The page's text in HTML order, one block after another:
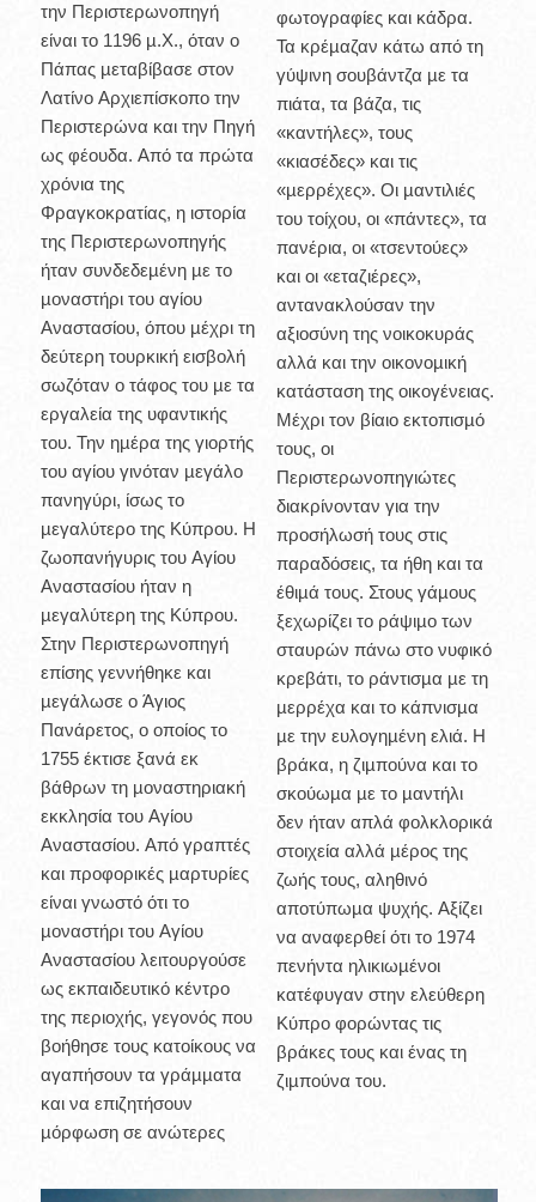
την Περιστερωνοπηγή
είναι το 1196 µ.Χ., όταν ο
Πάπας µεταβίβασε στον
Λατίνο Αρχιεπίσκοπο την
Περιστερώνα και την Πηγή
ως φέουδα. Από τα πρώτα
χρόνια της
Φραγκοκρατίας, η ιστορία
της Περιστερωνοπηγής
ήταν συνδεδεµένη µε το
µοναστήρι του αγίου
Αναστασίου, όπου µέχρι τη
δεύτερη τουρκική εισβολή
σωζόταν ο τάφος του µε τα
εργαλεία της υφαντικής
του. Την ηµέρα της γιορτής
του αγίου γινόταν µεγάλο
πανηγύρι, ίσως το
µεγαλύτερο της Κύπρου. Η
ζωοπανήγυρις του Αγίου
Αναστασίου ήταν η
µεγαλύτερη της Κύπρου.
Στην Περιστερωνοπηγή
επίσης γεννήθηκε και
µεγάλωσε ο Άγιος
Πανάρετος, ο οποίος το
1755 έκτισε ξανά εκ
βάθρων τη µοναστηριακή
εκκλησία του Αγίου
Αναστασίου. Από γραπτές
και προφορικές µαρτυρίες
είναι γνωστό ότι το
µοναστήρι του Αγίου
Αναστασίου λειτουργούσε
ως εκπαιδευτικό κέντρο
της περιοχής, γεγονός που
βοήθησε τους κατοίκους να
αγαπήσουν τα γράµµατα
και να επιζητήσουν
µόρφωση σε ανώτερες
φωτογραφίες και κάδρα.
Τα κρέµαζαν κάτω από τη
γύψινη σουβάντζα µε τα
πιάτα, τα βάζα, τις
«καντήλες», τους
«κιασέδες» και τις
«µερρέχες». Οι µαντιλιές
του τοίχου, οι «πάντες», τα
πανέρια, οι «τσεντούες»
και οι «εταζιέρες»,
αντανακλούσαν την
αξιοσύνη της νοικοκυράς
αλλά και την οικονοµική
κατάσταση της οικογένειας.
Μέχρι τον βίαιο εκτοπισµό
τους, οι
Περιστερωνοπηγιώτες
διακρίνονταν για την
προσήλωσή τους στις
παραδόσεις, τα ήθη και τα
έθιµά τους. Στους γάµους
ξεχωρίζει το ράψιµο των
σταυρών πάνω στο νυφικό
κρεβάτι, το ράντισµα µε τη
µερρέχα και το κάπνισµα
µε την ευλογηµένη ελιά. Η
βράκα, η ζιµπούνα και το
σκούωµα µε το µαντήλι
δεν ήταν απλά φολκλορικά
στοιχεία αλλά µέρος της
ζωής τους, αληθινό
αποτύπωµα ψυχής. Αξίζει
να αναφερθεί ότι το 1974
πενήντα ηλικιωµένοι
κατέφυγαν στην ελεύθερη
Κύπρο φορώντας τις
βράκες τους και ένας τη
ζιµπούνα του.